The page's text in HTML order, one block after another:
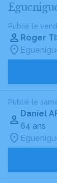
Publié le
Roger
Publié le
Daniel
64 ans